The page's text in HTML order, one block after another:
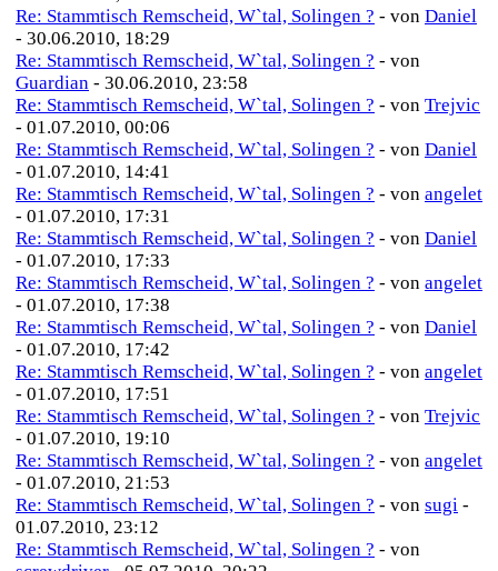
Re: Stammtisch Remscheid, W`tal, Solingen ? - von Daniel
- 30.06.2010, 18:29
Re: Stammtisch Remscheid, W`tal, Solingen ? - von
Guardian - 30.06.2010, 23:58
Re: Stammtisch Remscheid, W`tal, Solingen ? - von Trejvic
- 01.07.2010, 00:06
Re: Stammtisch Remscheid, W`tal, Solingen ? - von Daniel
- 01.07.2010, 14:41
Re: Stammtisch Remscheid, W`tal, Solingen ? - von angelet
- 01.07.2010, 17:31
Re: Stammtisch Remscheid, W`tal, Solingen ? - von Daniel
- 01.07.2010, 17:33
Re: Stammtisch Remscheid, W`tal, Solingen ? - von angelet
- 01.07.2010, 17:38
Re: Stammtisch Remscheid, W`tal, Solingen ? - von Daniel
- 01.07.2010, 17:42
Re: Stammtisch Remscheid, W`tal, Solingen ? - von angelet
- 01.07.2010, 17:51
Re: Stammtisch Remscheid, W`tal, Solingen ? - von Trejvic
- 01.07.2010, 19:10
Re: Stammtisch Remscheid, W`tal, Solingen ? - von angelet
- 01.07.2010, 21:53
Re: Stammtisch Remscheid, W`tal, Solingen ? - von sugi -
01.07.2010, 23:12
Re: Stammtisch Remscheid, W`tal, Solingen ? - von